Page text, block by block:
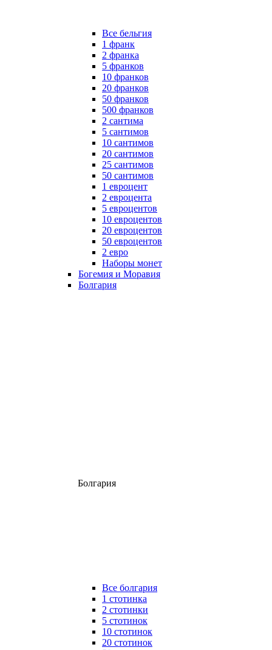
Все бельгия
1 франк
2 франка
5 франков
10 франков
20 франков
50 франков
500 франков
2 сантима
5 сантимов
10 сантимов
20 сантимов
25 сантимов
50 сантимов
1 евроцент
2 евроцента
5 евроцентов
10 евроцентов
20 евроцентов
50 евроцентов
2 евро
Наборы монет
Богемия и Моравия
Болгария
Болгария
Все болгария
1 стотинка
2 стотинки
5 стотинок
10 стотинок
20 стотинок